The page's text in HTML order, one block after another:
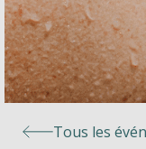
Tous les